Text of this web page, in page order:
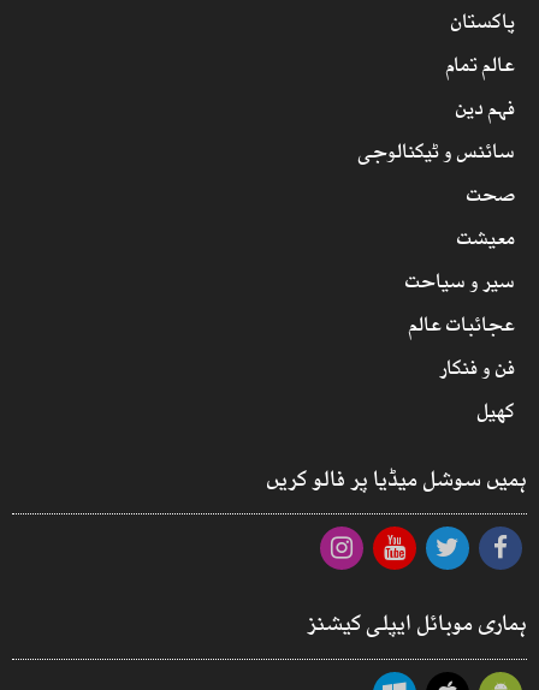
پاکستان
عالم تمام
فہم دین
سائنس و ٹیکنالوجی
صحت
معیشت
سیر و سیاحت
عجائبات عالم
فن و فنکار
کھیل
ہمیں سوشل میڈیا پر فالو کریں
ہماری موبائل ایپلی کیشنز